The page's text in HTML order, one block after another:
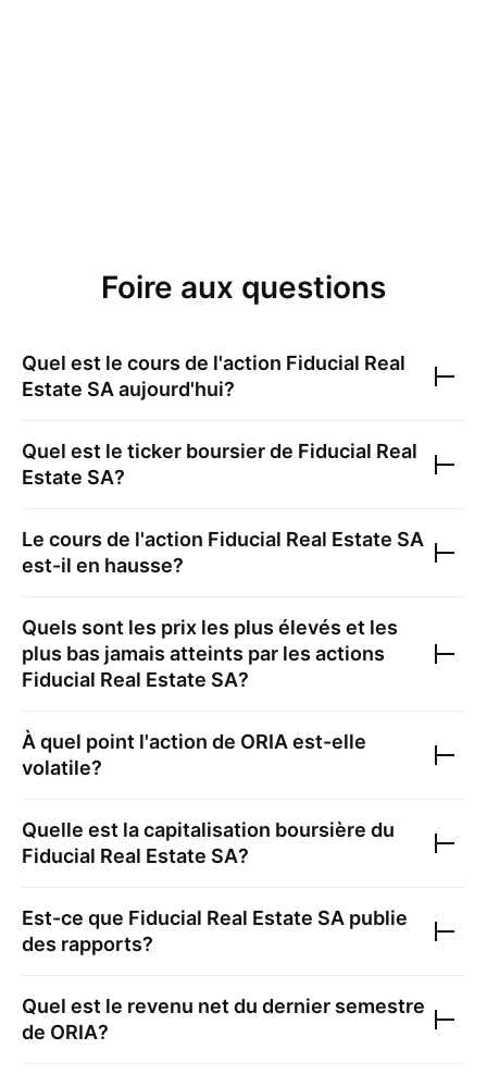
Foire aux questions
Quel est le cours de l'action Fiducial Real
Estate SA aujourd'hui?
Quel est le ticker boursier de Fiducial Real
Estate SA?
Le cours de l'action Fiducial Real Estate SA
est-il en hausse?
Quels sont les prix les plus élevés et les
plus bas jamais atteints par les actions
Fiducial Real Estate SA?
À quel point l'action de ORIA est-elle
volatile?
Quelle est la capitalisation boursière du
Fiducial Real Estate SA?
Est-ce que Fiducial Real Estate SA publie
des rapports?
Quel est le revenu net du dernier semestre
de ORIA?